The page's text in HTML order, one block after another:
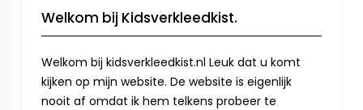
Welkom bij Kidsverkleedkist.
Welkom bij kidsverkleedkist.nl Leuk dat u komt
kijken op mijn website. De website is eigenlijk
nooit af omdat ik hem telkens probeer te